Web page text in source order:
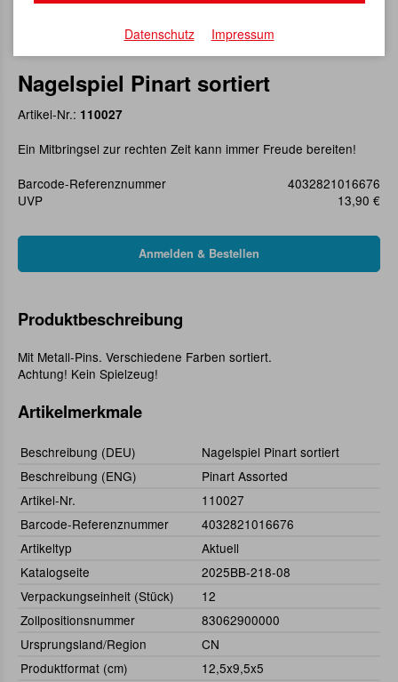
Nagelspiel Pinart sortiert
Artikel-Nr.: 110027
Ein Mitbringsel zur rechten Zeit kann immer Freude bereiten!
Barcode-Referenznummer
4032821016676
UVP
13,90 €
Produktbeschreibung
Mit Metall-Pins. Verschiedene Farben sortiert.
Achtung! Kein Spielzeug!
Artikelmerkmale
Beschreibung (DEU)
Nagelspiel Pinart sortiert
Beschreibung (ENG)
Pinart Assorted
Artikel-Nr.
110027
Barcode-Referenznummer
4032821016676
Artikeltyp
Aktuell
Katalogseite
2025BB-218-08
Verpackungseinheit (Stück)
12
Zollpositionsnummer
83062900000
Ursprungsland/Region
CN
Produktformat (cm)
12,5x9,5x5
Datenschutz Impressum